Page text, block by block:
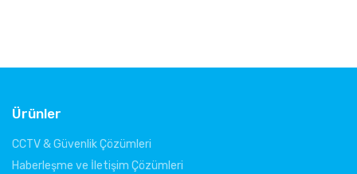
Ürünler
CCTV & Güvenlik Çözümleri
Haberleşme ve İletişim Çözümleri